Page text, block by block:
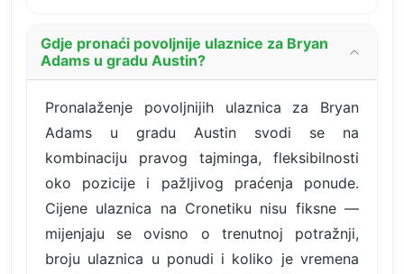
Gdje pronaći povoljnije ulaznice za Bryan
Adams u gradu Austin?
Pronalaženje povoljnijih ulaznica za Bryan
Adams u gradu Austin svodi se na
kombinaciju pravog tajminga, fleksibilnosti
oko pozicije i pažljivog praćenja ponude.
Cijene ulaznica na Cronetiku nisu fiksne —
mijenjaju se ovisno o trenutnoj potražnji,
broju ulaznica u ponudi i koliko je vremena